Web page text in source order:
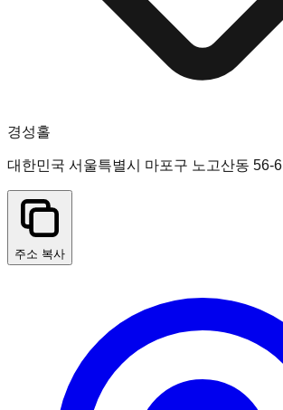
경성홀
대한민국 서울특별시 마포구 노고산동 56-6
주소 복사